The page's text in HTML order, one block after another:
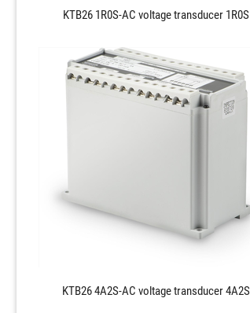
KTB26 1R0S-AC voltage transducer 1R0S
KTB26 4A2S-AC voltage transducer 4A2S